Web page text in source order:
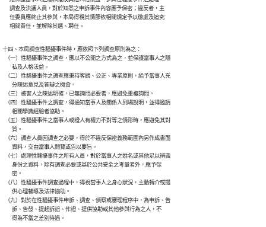
      調查及決議人員，對於知悉之申訴事件內容應予保密；違反者，主
      任委員應終止其參與，本局得視其情節依相關規定予以懲處及追究
      相關責任，並解除其選、聘任。
十四、本局調查性騷擾事件時，應依照下列調查原則為之：
  （一）性騷擾事件之調查，應以不公開之方式為之，並保護當事人之隱
        私及人格法益。
  （二）性騷擾事件之調查應秉持客觀、公正、專業原則，給予當事人充
        分陳述意見及答辯之機會。
  （三）被害人之陳述明確，已無詢問必要者，應避免重複詢問。
  （四）性騷擾事件之調查，得通知當事人及關係人到場說明，並得邀請
        相關學識經驗者協助。
  （五）性騷擾事件之當事人或證人有權力不對等之情形時，應避免其對
        質。
  （六）調查人員因調查之必要，得於不違反保密義務範圍內另作成書面
        資料，交由當事人閱覽或告以要旨。
  （七）處理性騷擾事件之所有人員，對於當事人之姓名或其他足以辨識
        身份之資料，除有調查必要或基於公共安全之考量者外，應予保
        密。
  （八）性騷擾事件調查過程中，得視當事人之身心狀況，主動轉介或提
        供心理輔導及法律協助。
  （九）對於在性騷擾事件申訴、調查、偵察或審理程序中，為申訴、告
        訴、告發、提起訴訟、作證、提供協助或其他參與行為之人，不
        得為不當之差別待遇。